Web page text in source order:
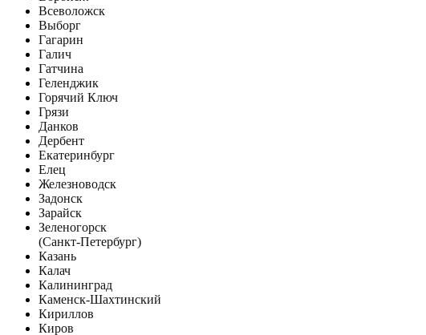
Всеволожск
Выборг
Гагарин
Галич
Гатчина
Геленджик
Горячий Ключ
Грязи
Данков
Дербент
Екатеринбург
Елец
Железноводск
Задонск
Зарайск
Зеленогорск
(Санкт-Петербург)
Казань
Калач
Калининград
Каменск-Шахтинский
Кириллов
Киров